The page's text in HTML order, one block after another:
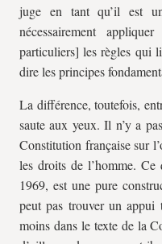
juge en tant qu’il est
nécessairement
particuliers] les règles qui
dire les principes
La différence, toutefois,
saute aux yeux. Il n’y a
Constitution française sur
les droits de l’homme.
1969, est une pure
peut pas trouver un
moins dans le texte de la